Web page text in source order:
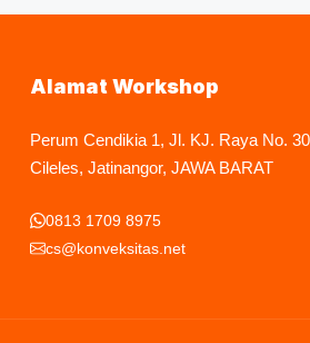
Alamat Workshop
Perum Cendikia 1, Jl. KJ. Raya No.
Cileles, Jatinangor, JAWA BARAT
0813 1709 8975
cs@konveksitas.net